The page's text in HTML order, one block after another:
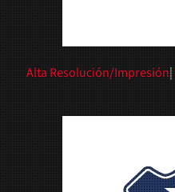
Alta Resolución/Impresión|